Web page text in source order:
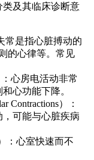
及其临床诊断意
常是指心脏搏动的
的心律等。常见
心房电活动非常
心功能下降。
Contractions）：
可能与心脏疾病
：心室快速而不